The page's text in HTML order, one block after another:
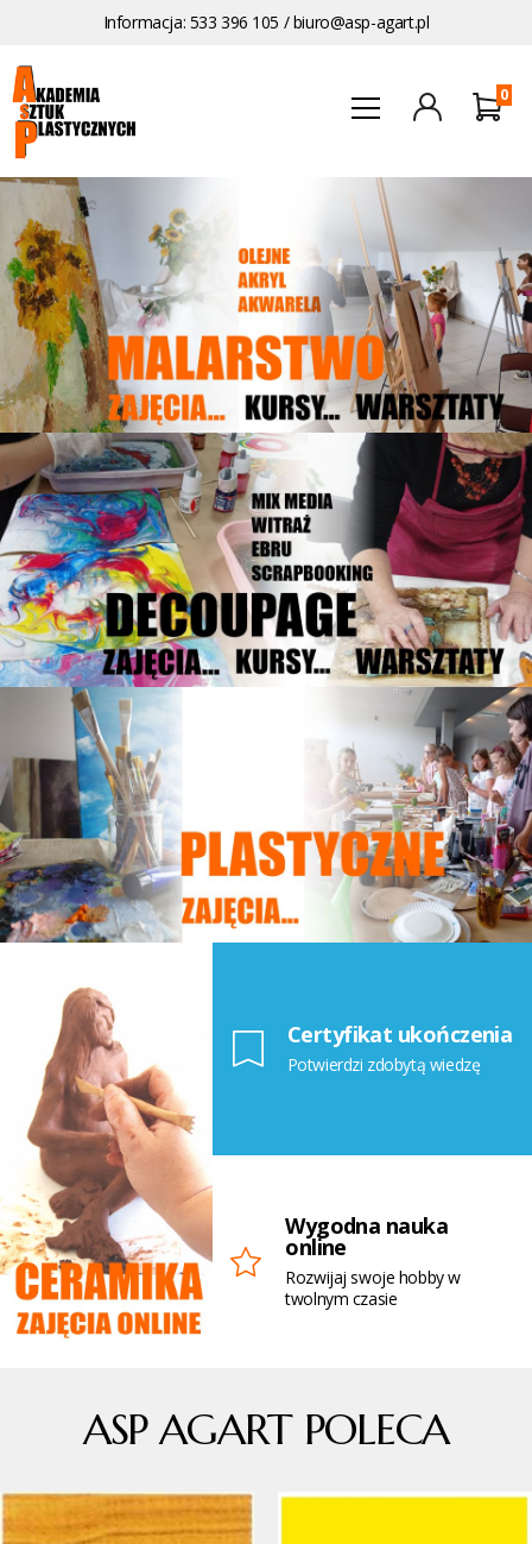
Informacja: 533 396 105 /biuro@asp-agart.pl
0
Certyfikat ukończenia
Potwierdzi zdobytą wiedzę
Wygodna nauka
online
Rozwijaj swoje hobby w
twolnym czasie
ASP AGART POLECA